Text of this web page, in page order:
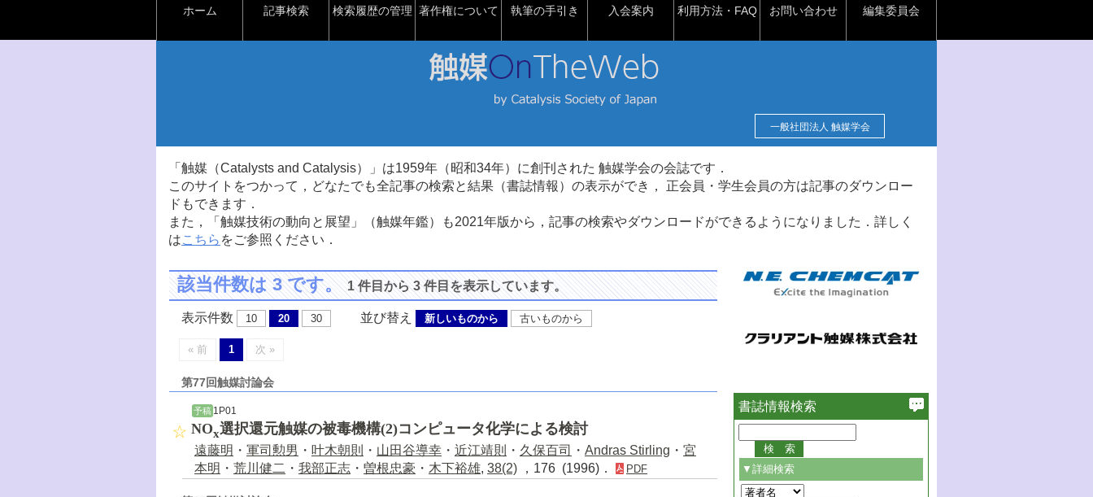
ホーム 記事検索 検索履歴の管理 著作権について 執筆の手引き 入会案内 利用方法・FAQ お問い合わせ 編集委員会
一般社団法人 触媒学会
「触媒（Catalysts and Catalysis）」は1959年（昭和34年）に創刊された 触媒学会の会誌です．
このサイトをつかって，どなたでも全記事の検索と結果（書誌情報）の表示ができ， 正会員・学生会員の方は記事のダウンロー
ドもできます．
また，「触媒技術の動向と展望」（触媒年鑑）も2021年版から，記事の検索やダウンロードができるようになりました．詳しく
はこちら をご参照ください．
該当件数は 3 です。1 件目から 3 件目を表示しています。
表示件数 10 20 30 並び替え 新しいものから 古いものから
« 前 1 次 »
第77回触媒討論会
予稿 1P01
NOx選択還元触媒の被毒機構(2)コンピュータ化学による検討
遠藤明 ・ 軍司勲男 ・ 叶木朝則 ・ 山田谷導幸 ・ 近江靖則 ・ 久保百司 ・ Andras Stirling ・ 宮
本明 ・ 荒川健二 ・ 我部正志 ・ 曽根忠豪 ・ 木下裕雄, 38(2) ，176 (1996)． PDF
書誌情報検索
▼詳細検索